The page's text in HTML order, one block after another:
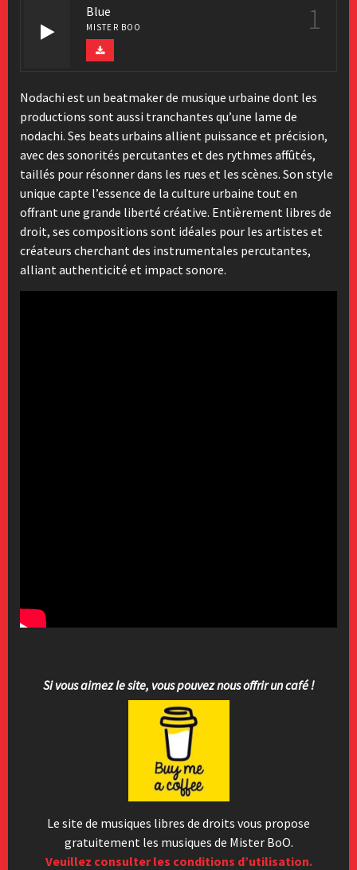
Blue
MISTER BOO 1
Nodachi est un beatmaker de musique urbaine dont les
productions sont aussi tranchantes qu’une lame de
nodachi. Ses beats urbains allient puissance et précision,
avec des sonorités percutantes et des rythmes affûtés,
taillés pour résonner dans les rues et les scènes. Son style
unique capte l’essence de la culture urbaine tout en
offrant une grande liberté créative. Entièrement libres de
droit, ses compositions sont idéales pour les artistes et
créateurs cherchant des instrumentales percutantes,
alliant authenticité et impact sonore.
Si vous aimez le site, vous pouvez nous offrir un café !
Le site de musiques libres de droits vous propose
gratuitement les musiques de Mister BoO.
Veuillez consulter les conditions d’utilisation.